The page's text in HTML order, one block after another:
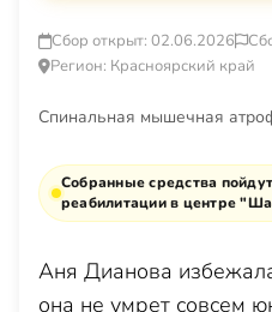
Сбор открыт: 02.06.2026
Регион: Красноярский край
Спинальная мышечная
Собранные средства
реабилитации в центре
Аня Дианова
она не умрет совсем